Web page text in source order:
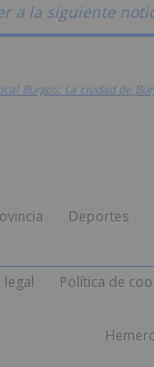
a la siguiente
Burgos: La ciudad de
Deportes
legal Política de